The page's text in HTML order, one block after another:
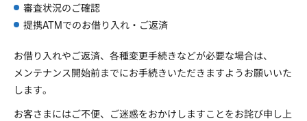
審査状況のご確認
提携ATMでのお借り入れ・ご返済
お借り入れやご返済、各種変更手続きなどが必要な場合は、
メンテナンス開始前までにお手続きいただきますようお願いいた
します。
お客さまにはご不便、ご迷惑をおかけしますことをお詫び申し上